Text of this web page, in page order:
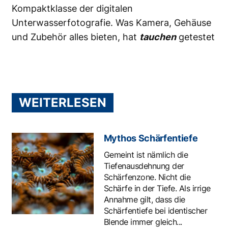
Kompaktklasse der digitalen
Unterwasserfotografie. Was Kamera, Gehäuse
und Zubehör alles bieten, hat tauchengetestet
WEITERLESEN
Mythos Schärfentiefe
Gemeint ist nämlich die
Tiefenausdehnung der
Schärfenzone. Nicht die
Schärfe in der Tiefe. Als irrige
Annahme gilt, dass die
Schärfentiefe bei identischer
Blende immer gleich...